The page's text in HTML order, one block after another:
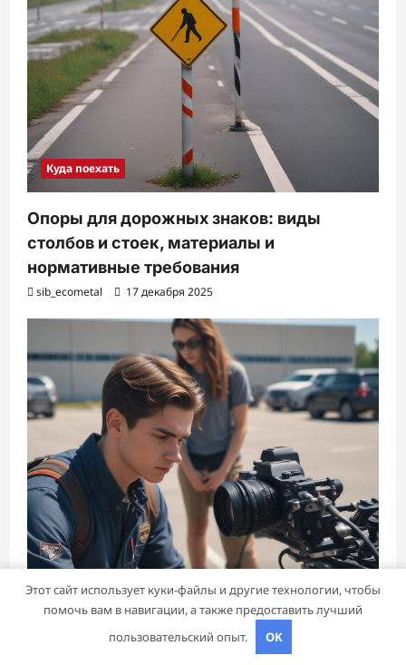
Куда поехать
Опоры для дорожных знаков: виды
столбов и стоек, материалы и
нормативные требования
sib_ecometal 17 декабря 2025
Куда поехать
Этот сайт использует куки-файлы и другие технологии, чтобы
помочь вам в навигации, а также предоставить лучший
пользовательский опыт.
OK